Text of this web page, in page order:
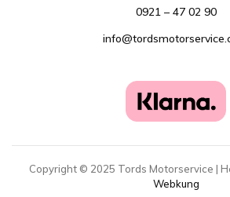
0921 – 47 02 90
Copyright © 2025 Tords Motorservice |
Webkung